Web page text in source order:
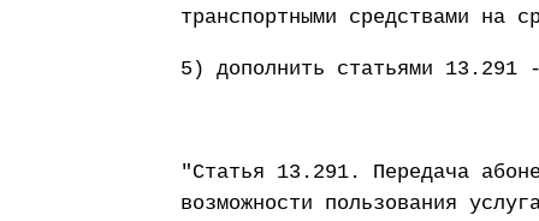
транспортными средствами на
5) дополнить статьями 13.291
"Статья 13.291. Передача
возможности пользования